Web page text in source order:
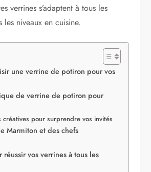
verrines s’adaptent à tous les
les niveaux en cuisine.
une verrine de potiron pour vos
de verrine de potiron pour
créatives pour surprendre vos invités
Marmiton et des chefs
réussir vos verrines à tous les